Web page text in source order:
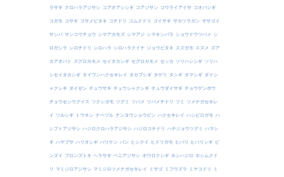
ラサギ クロハラアジサシ コアオアシシギ コアジサシ コウライアイサ コオバシギ
コガモ コサギ コサメビタキ コチドリ コムクドリ ゴイサギ サカツラガン ササゴイ
サシバ サンコウチョウ シマアカモズ シマアジ シマキンパラ ショウドウツバメ シ
ロガシラ シロチドリ シロハラ シロハラクイナ ジョウビタキ スズガモ スズメ ズア
カアオバト ズグロカモメ セイタカシギ セグロカモメ セッカ ソリハシシギ ソリハ
シセイタカシギ タイワンハクセキレイ タカブシギ タゲリ タシギ タマシギ ダイシ
ャクシギ ダイゼン チュウサギ チュウシャクシギ チュウダイサギ チョウゲンボウ
チョウセンウグイス ツクシガモ ツグミ ツバメ ツバメチドリ ツミ ツメナガセキレ
イ ツルシギ トウネン ナベヅル ナンヨウショウビン ハクセキレイ ハシビロガモ ハ
シブトアジサシ ハジロクロハラアジサシ ハジロコチドリ ハチジョウツグミ ハマシ
ギ ハヤブサ ハリオシギ バリケン バン ヒシクイ ヒドリガモ ヒバリ ヒバリシギ ビ
ンズイ ブロンズトキ ヘラサギ ベニアジサシ ホウロクシギ ホシハジロ ホシムクド
リ マミジロアジサシ マミジロツメナガセキレイ ミサゴ ミフウズラ ミヤコドリ ミ